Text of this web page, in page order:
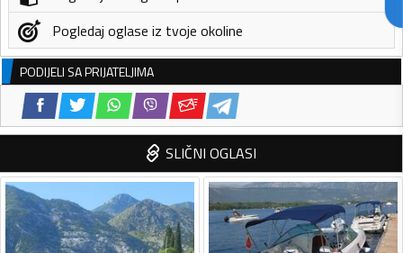
Pogledaj oglase iz tvoje okoline
PODIJELI SA PRIJATELJIMA
SLIČNI OGLASI